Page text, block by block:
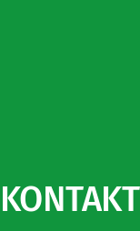
KONTAKT